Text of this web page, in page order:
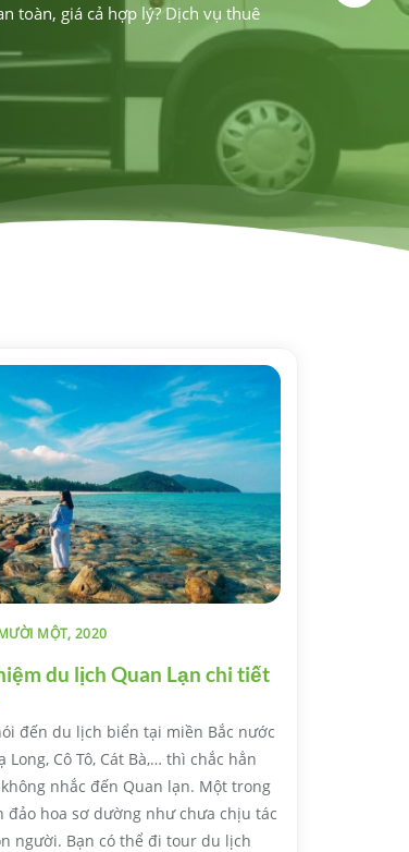
tiện lợi, an toàn, giá cả hợp lý? Dịch vụ thuê
thiết bị bơm nước, Wilo là một trong những
Nam, Công ty TNHH Thuận Hiệp Thành là đơn vị
MỘT, 2020
du lịch Quan Lạn chi tiết
đến du lịch biển tại miền Bắc nước
Long, Cô Tô, Cát Bà,… thì chắc hẳn
nhắc đến Quan lạn. Một trong
đảo hoa sơ dường như chưa chịu tác
người. Bạn có thể đi tour du lịch